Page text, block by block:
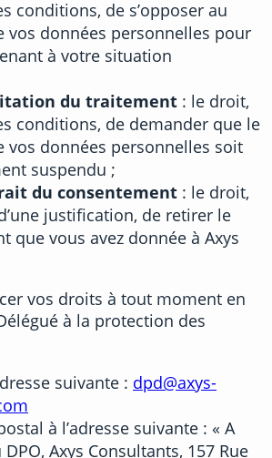
conditions, de s’opposer au
vos données personnelles pour
à votre situation
du traitement : le droit,
conditions, de demander que le
vos données personnelles soit
suspendu ;
du consentement : le droit,
justification, de retirer le
que vous avez donnée à Axys
vos droits à tout moment en
à la protection des
suivante : dpd@axys-
à l’adresse suivante : « A
Axys Consultants, 157 Rue